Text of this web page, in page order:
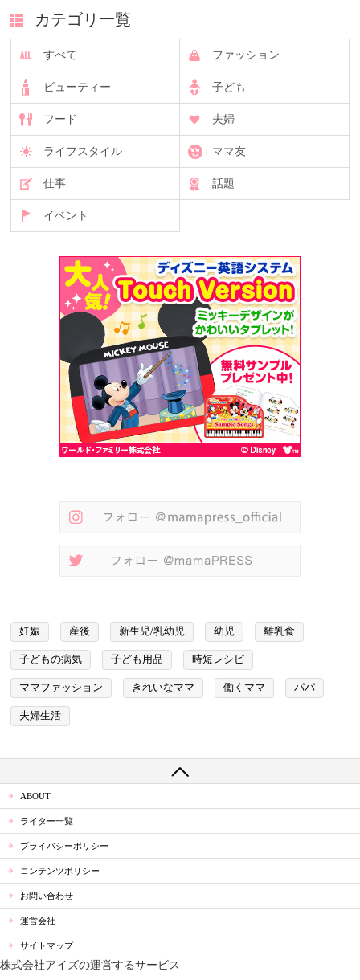
カテゴリ一覧
すべて ファッション
ビューティー 子ども
フード 夫婦
ライフスタイル ママ友
仕事 話題
イベント
妊娠 産後 新生児/乳幼児 幼児 離乳食
子どもの病気 子ども用品 時短レシピ
ママファッション きれいなママ 働くママ パパ
夫婦生活
ABOUT
ライター一覧
プライバシーポリシー
コンテンツポリシー
お問い合わせ
運営会社
サイトマップ
株式会社アイズの運営するサービス